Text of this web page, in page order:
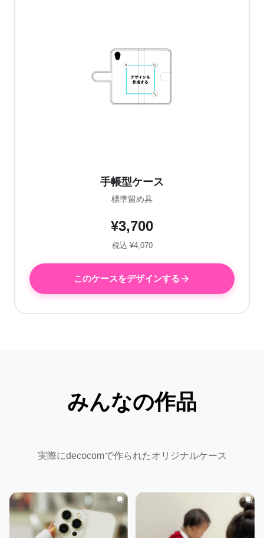
手帳型ケース
標準留め具
¥3,700
税込 ¥4,070
このケースをデザインする
みんなの作品
実際にdecocomで作られたオリジナルケース